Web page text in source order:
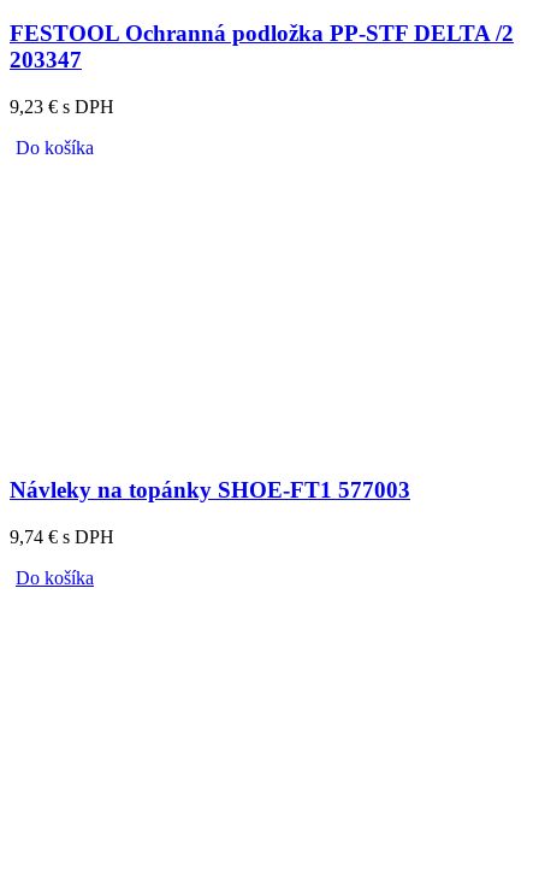
FESTOOL Ochranná podložka PP-STF DELTA /2
203347
9,23 € s DPH
Do košíka
Návleky na topánky SHOE-FT1 577003
9,74 € s DPH
Do košíka